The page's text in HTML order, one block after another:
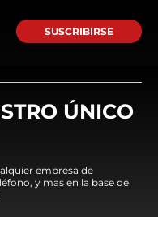
SUSCRIBIRSE
ÚNICO
empresa de
y mas en la base de